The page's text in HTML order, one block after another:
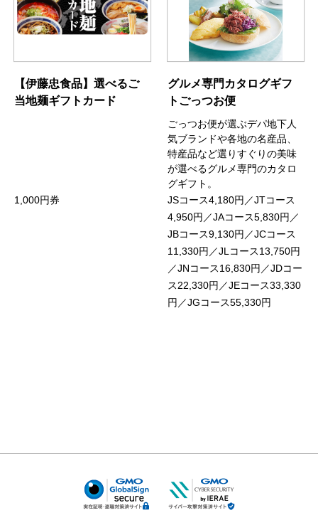
【伊藤忠食品】選べるご
当地麺ギフトカード
1,000円券
グルメ専門カタログギフ
トごっつお便
ごっつお便が選ぶデパ地下人
気ブランドや各地の名産品、
特産品など選りすぐりの美味
が選べるグルメ専門のカタロ
グギフト。
JSコース4,180円／JTコース
4,950円／JAコース5,830円／
JBコース9,130円／JCコース
11,330円／JLコース13,750円
／JNコース16,830円／JDコー
ス22,330円／JEコース33,330
円／JGコース55,330円